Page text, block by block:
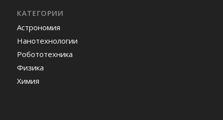
КАТЕГОРИИ
Астрономия
Нанотехнологии
Робототехника
Физика
Химия